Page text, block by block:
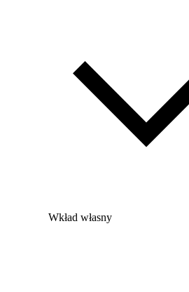
Wkład własny